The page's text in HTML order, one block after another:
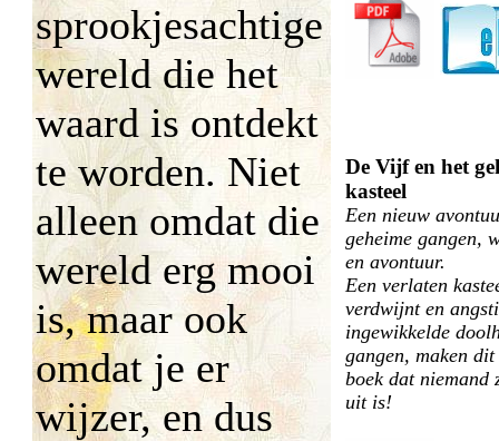
sprookjesachtige
wereld die het
waard is ontdekt
te worden. Niet
alleen omdat die
wereld erg mooi
is, maar ook
omdat je er
wijzer, en dus
De Vijf en het
kasteel
Een nieuw
geheime gangen,
en avontuur.
Een verlaten
verdwijnt en
ingewikkelde
gangen, maken
boek dat niemand
uit is!